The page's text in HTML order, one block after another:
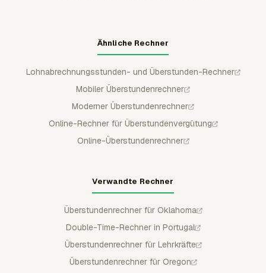
Ähnliche Rechner
Lohnabrechnungsstunden- und Überstunden-Rechner
Mobiler Überstundenrechner
Moderner Überstundenrechner
Online-Rechner für Überstundenvergütung
Online-Überstundenrechner
Verwandte Rechner
Überstundenrechner für Oklahoma
Double-Time-Rechner in Portugal
Überstundenrechner für Lehrkräfte
Überstundenrechner für Oregon